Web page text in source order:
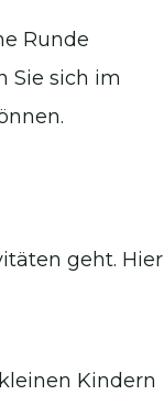
Runde
Sie sich im
geht. Hier
Kindern